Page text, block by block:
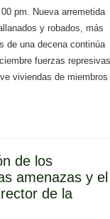
pm. Nueva arremetida
y robados, más
de una decena continúa
fuerzas represivas
viviendas de miembros
de los
amenazas y el
de la